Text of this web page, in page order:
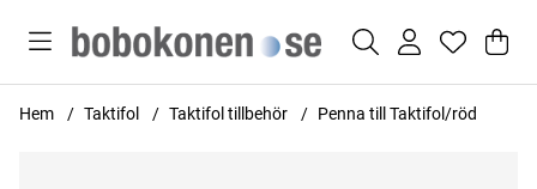
.
Hem Taktifol Taktifol tillbehör Penna till Taktifol/röd